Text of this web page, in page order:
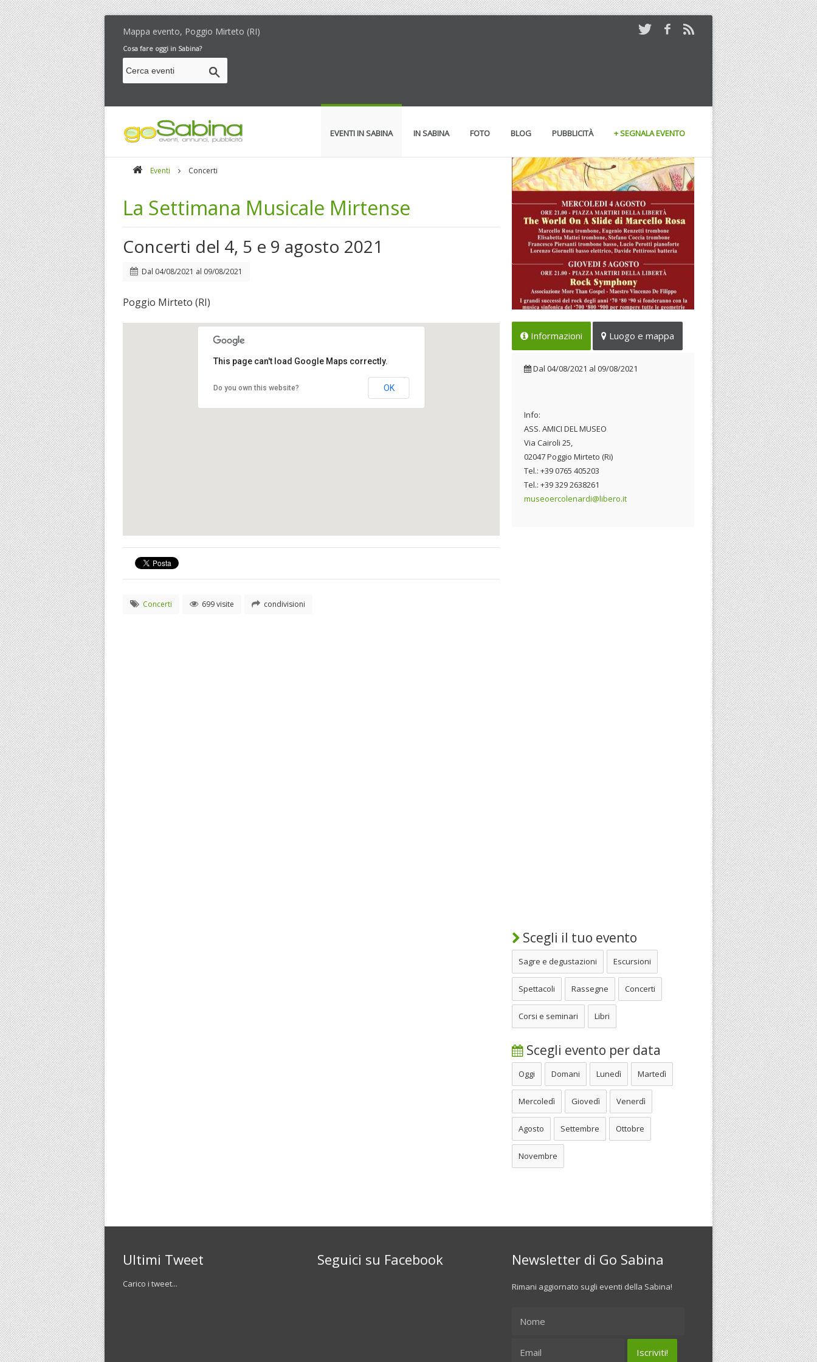
Mappa evento, Poggio Mirteto (RI)
Cosa fare oggi in Sabina?
EVENTI IN SABINA IN SABINA FOTO BLOG PUBBLICITÀ + SEGNALA EVENTO
Eventi Concerti
La Settimana Musicale Mirtense
Concerti del 4, 5 e 9 agosto 2021
Dal 04/08/2021 al 09/08/2021
Poggio Mirteto (RI)
This page can't load Google Maps correctly.
Do you own this website? OK
Concerti 699 visite condivisioni
Concerti del 4, 5 e 9 agosto 2021
Dal 04/08/2021 al 09/08/2021
Informazioni Luogo e mappa
Dal 04/08/2021 al 09/08/2021
Info:
ASS. AMICI DEL MUSEO
Via Cairoli 25,
02047 Poggio Mirteto (Ri)
Tel.: +39 0765 405203
Tel.: +39 329 2638261
museoercolenardi@libero.it
Scegli il tuo evento
Sagre e degustazioni Escursioni
Spettacoli Rassegne Concerti
Corsi e seminari Libri
Scegli evento per data
Oggi Domani Lunedì Martedì
Mercoledì Giovedì Venerdì
Agosto Settembre Ottobre
Novembre
Ultimi Tweet
Carico i tweet...
Seguici su Facebook Newsletter di Go Sabina
Rimani aggiornato sugli eventi della Sabina!